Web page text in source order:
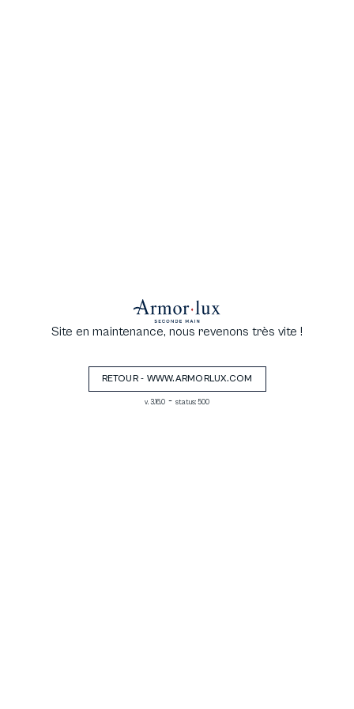
Site en maintenance, nous revenons très vite !
RETOUR - WWW.ARMORLUX.COM
v. 3.16.0 - status: 500